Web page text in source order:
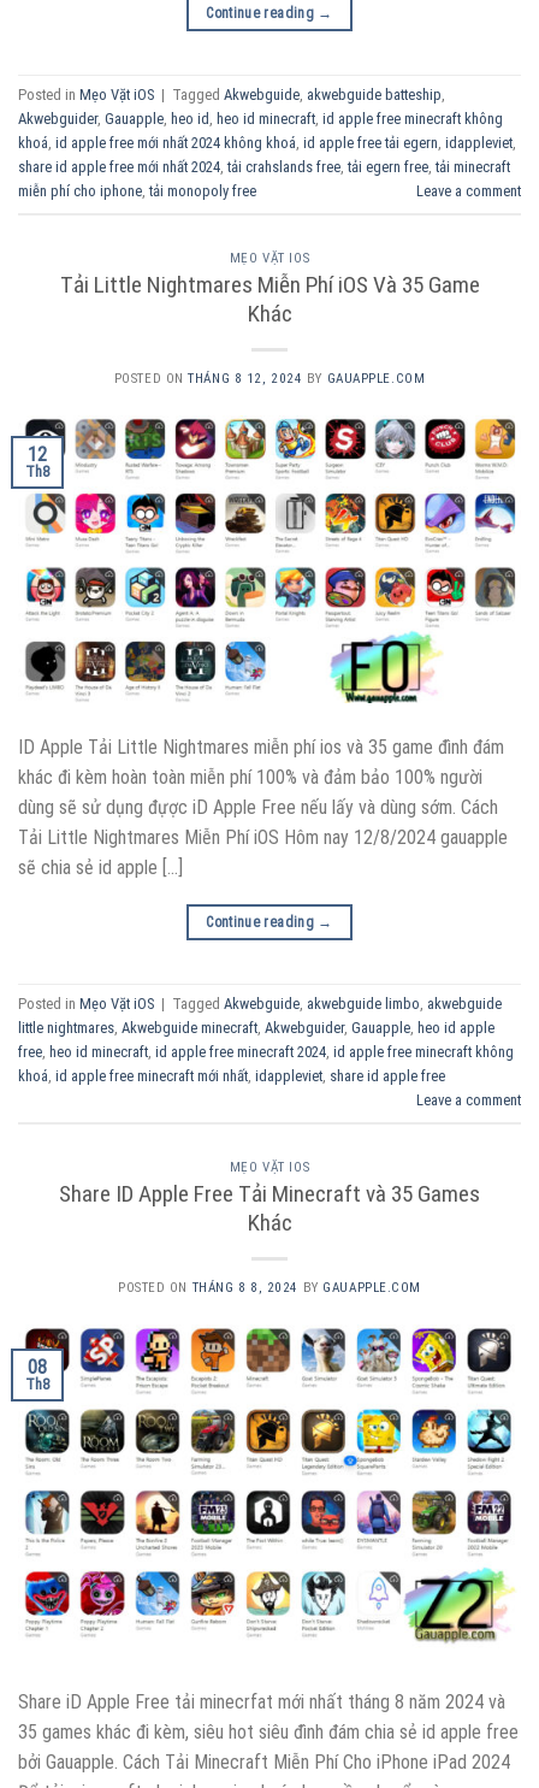
Continue reading →
Posted in Mẹo Vặt iOS | Tagged Akwebguide, akwebguide batteship,
Akwebguider, Gauapple, heo id , heo id minecraft, id apple free minecraft không
khoá, id apple free mới nhất 2024 không khoá, id apple free tải egern, idappleviet,
share id apple free mới nhất 2024,tải crahslands free,tải egern free,tải minecraft
miễn phí cho iphone,tải monopoly free Leave a comment
MẸO VẶT IOS
Tải Little Nightmares Miễn Phí iOS Và 35 Game
Khác
POSTED ONTHÁNG 8 12, 2024 BY GAUAPPLE.COM
12
Th8
ID Apple Tải Little Nightmares miễn phí ios và 35 game đình đám
khác đi kèm hoàn toàn miễn phí 100% và đảm bảo 100% người
dùng sẽ sử dụng đựợc iD Apple Free nếu lấy và dùng sớm. Cách
Tải Little Nightmares Miễn Phí iOS Hôm nay 12/8/2024 gauapple
sẽ chia sẻ id apple […]
Continue reading →
Posted in Mẹo Vặt iOS | Tagged Akwebguide, akwebguide limbo, akwebguide
little nightmares, Akwebguide minecraft, Akwebguider, Gauapple, heo id apple
free, heo id minecraft, id apple free minecraft 2024, id apple free minecraft không
khoá, id apple free minecraft mới nhất, idappleviet, share id apple free
Leave a comment
MẸO VẶT IOS
Share ID Apple Free Tải Minecraft và 35 Games
Khác
POSTED ON THÁNG 8 8, 2024 BY GAUAPPLE.COM
08
Th8
Share iD Apple Free tải minecrfat mới nhất tháng 8 năm 2024 và
35 games khác đi kèm, siêu hot siêu đình đám chia sẻ id apple free
bởi Gauapple. Cách Tải Minecraft Miễn Phí Cho iPhone iPad 2024